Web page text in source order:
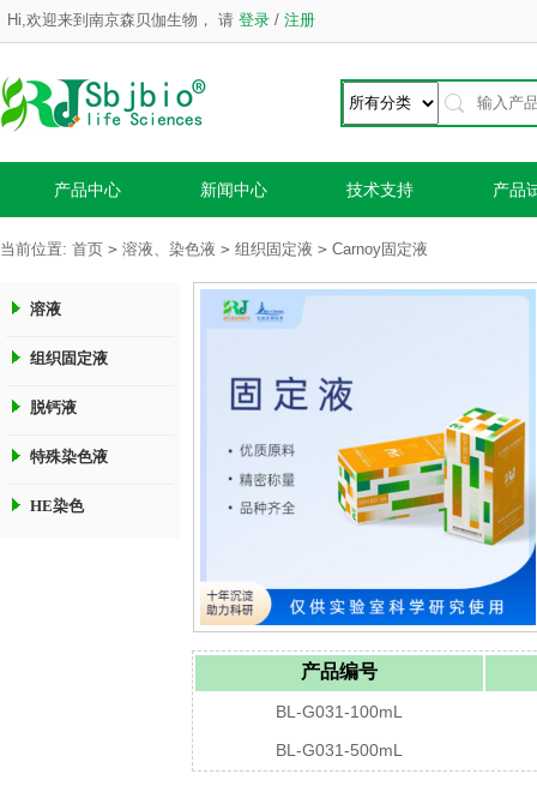
Hi,欢迎来到南京森贝伽生物， 请 登录 / 注册
产品中心 新闻中心 技术支持 产品
当前位置: 首页 > 溶液、染色液 > 组织固定液 > Carnoy固定液
溶液
组织固定液
脱钙液
特殊染色液
HE染色
产品编号
BL-G031-100mL
BL-G031-500mL